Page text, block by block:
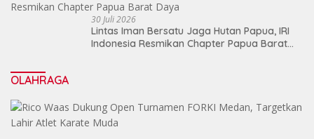
30 Juli 2026
Lintas Iman Bersatu Jaga Hutan Papua, IRI
Indonesia Resmikan Chapter Papua Barat
OLAHRAGA